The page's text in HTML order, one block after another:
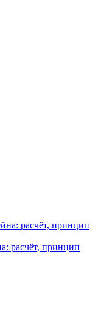
расчёт, принцип